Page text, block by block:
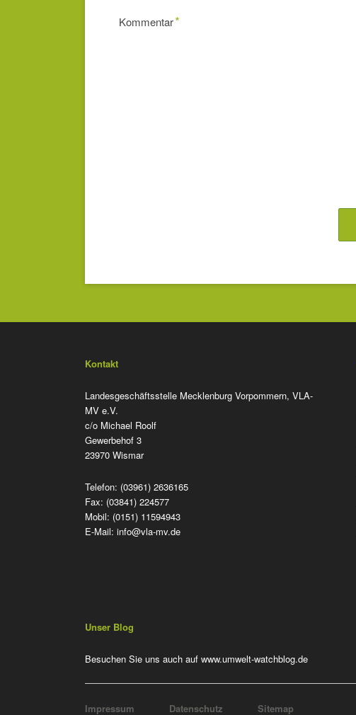
Pflichtfeld
Kommentar*
Kontakt
Landesgeschäftsstelle Mecklenburg Vorpommern, VLA-
MV e.V.
c/o Michael Roolf
Gewerbehof 3
23970 Wismar
Telefon: (03961) 2636165
Fax: (03841) 224577
Mobil: (0151) 11594943
E-Mail: info@vla-mv.de
Unser Blog
Besuchen Sie uns auch auf www.umwelt-watchblog.de
Navigation
Impressum Datenschutz Sitemap